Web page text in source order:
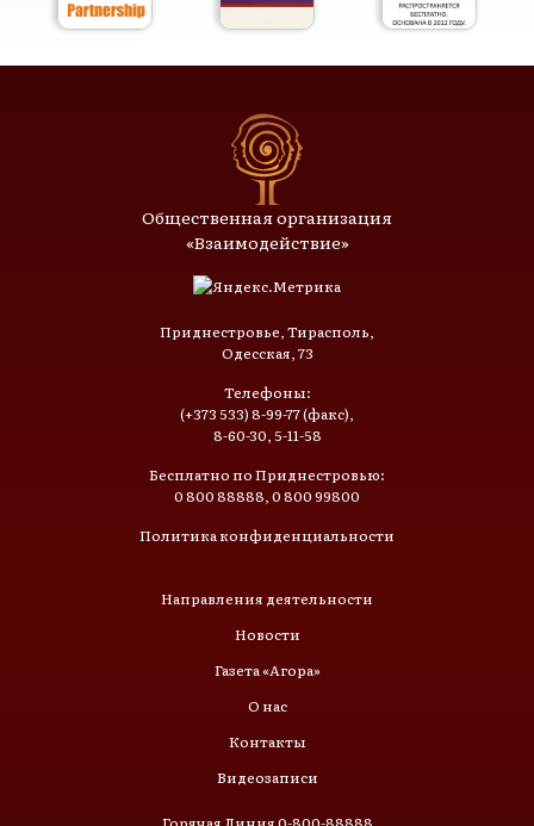
Общественная организация
«Взаимодействие»
Приднестровье, Тирасполь,
Одесская, 73
Телефоны:
(+373 533) 8-99-77 (факс),
8-60-30, 5-11-58
Бесплатно по Приднестровью:
0 800 88888, 0 800 99800
Политика конфиденциальности
Направления деятельности
Новости
Газета «Агора»
О нас
Контакты
Видеозаписи